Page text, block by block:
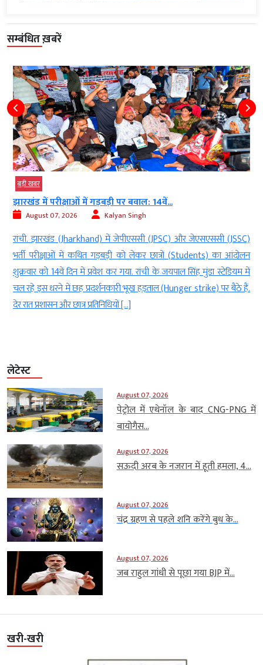
सम्बंधित ख़बरें
बड़ी खबर
झारखंड में परीक्षाओं में गड़बड़ी पर बवाल: 14वें...
August 07, 2026 Kalyan Singh
रांची. झारखंड (Jharkhand) में जेपीएससी (JPSC) और जेएसएससी (JSSC)
भर्ती परीक्षाओं में कथित गड़बड़ी को लेकर छात्रों (Students) का आंदोलन
शुक्रवार को 14वें दिन में प्रवेश कर गया. रांची के जयपाल सिंह मुंडा स्टेडियम में
चल रहे इस धरने में छह प्रदर्शनकारी भूख हड़ताल (Hunger strike) पर बैठे हैं.
देर रात प्रशासन और छात्र प्रतिनिधियों […]
लेटेस्ट
August 07, 2026
पेट्रोल में एथेनॉल के बाद CNG-PNG में
बायोगैस...
August 07, 2026
सऊदी अरब के नजरान में हूती हमला, 4...
August 07, 2026
चंद्र ग्रहण से पहले शनि करेंगे बुध के...
August 07, 2026
जब राहुल गांधी से पूछा गया BJP में...
खरी-खरी